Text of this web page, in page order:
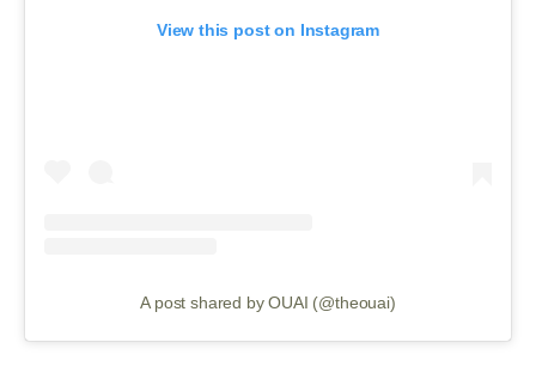
View this post on Instagram
A post shared by OUAI (@theouai)